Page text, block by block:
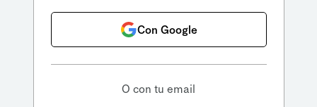
Con Google
O con tu email